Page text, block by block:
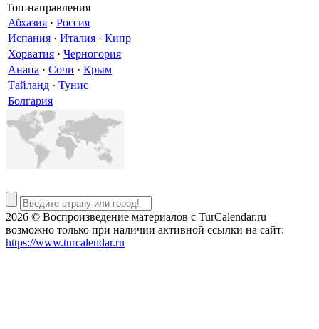
Топ-направления
Абхазия · Россия
Испания · Италия · Кипр
Хорватия · Черногория
Анапа · Сочи · Крым
Тайланд · Тунис
Болгария
2026 © Воспроизведение материалов c TurCalendar.ru
возможно только при наличии активной ссылки на сайт:
https://www.turcalendar.ru